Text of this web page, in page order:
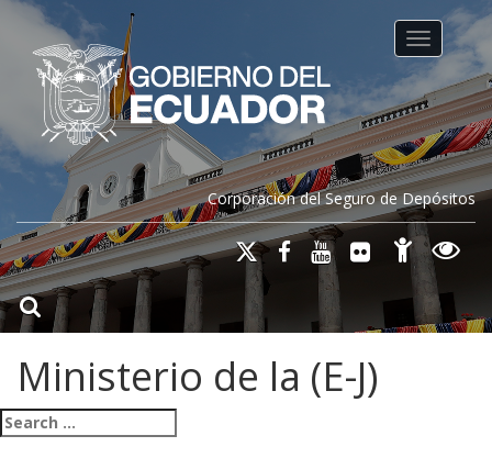
Corporación del Seguro de Depósitos
Toggle
Ministerio de la (E-J)
Search for: